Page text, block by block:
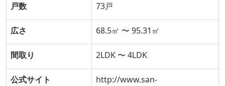
戸数 73戸
広さ 68.5㎡ 〜 95.31㎡
間取り 2LDK 〜 4LDK
公式サイト
http://www.san-